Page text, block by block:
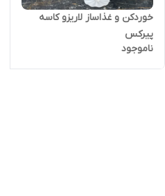
خوردکن و غذاساز لاریزو کاسه
پیرکس
ناموجود